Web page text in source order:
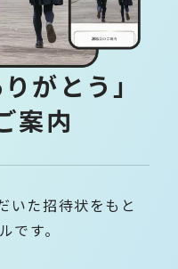
がとう」
案内
いた招待状をもと
です。